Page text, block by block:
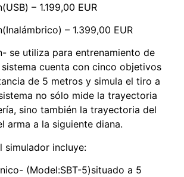
– 1.199,00 EUR
– 1.399,00 EUR
se utiliza para entrenamiento de
sistema cuenta con cinco objetivos
de 5 metros y simula el tiro a
no sólo mide la trayectoria
sino también la trayectoria del
arma a la siguiente diana.
simulador incluye:
(Model:SBT-5)situado a 5